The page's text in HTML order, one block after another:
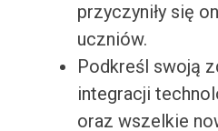
przyczyniły się
uczniów.
Podkreśl swoją
integracji
oraz wszelkie